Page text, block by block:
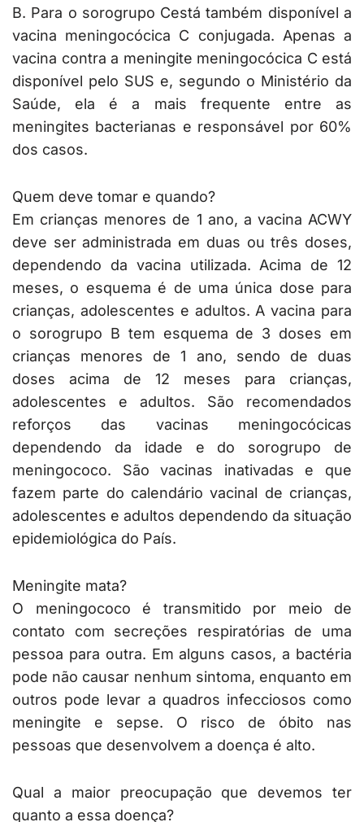
B. Para o sorogrupo Cestá também disponível a
vacina meningocócica C conjugada. Apenas a
vacina contra a meningite meningocócica C está
disponível pelo SUS e, segundo o Ministério da
Saúde, ela é a mais frequente entre as
meningites bacterianas e responsável por 60%
dos casos.
Quem deve tomar e quando?
Em crianças menores de 1 ano, a vacina ACWY
deve ser administrada em duas ou três doses,
dependendo da vacina utilizada. Acima de 12
meses, o esquema é de uma única dose para
crianças, adolescentes e adultos. A vacina para
o sorogrupo B tem esquema de 3 doses em
crianças menores de 1 ano, sendo de duas
doses acima de 12 meses para crianças,
adolescentes e adultos. São recomendados
reforços das vacinas meningocócicas
dependendo da idade e do sorogrupo de
meningococo. São vacinas inativadas e que
fazem parte do calendário vacinal de crianças,
adolescentes e adultos dependendo da situação
epidemiológica do País.
Meningite mata?
O meningococo é transmitido por meio de
contato com secreções respiratórias de uma
pessoa para outra. Em alguns casos, a bactéria
pode não causar nenhum sintoma, enquanto em
outros pode levar a quadros infecciosos como
meningite e sepse. O risco de óbito nas
pessoas que desenvolvem a doença é alto.
Qual a maior preocupação que devemos ter
quanto a essa doença?